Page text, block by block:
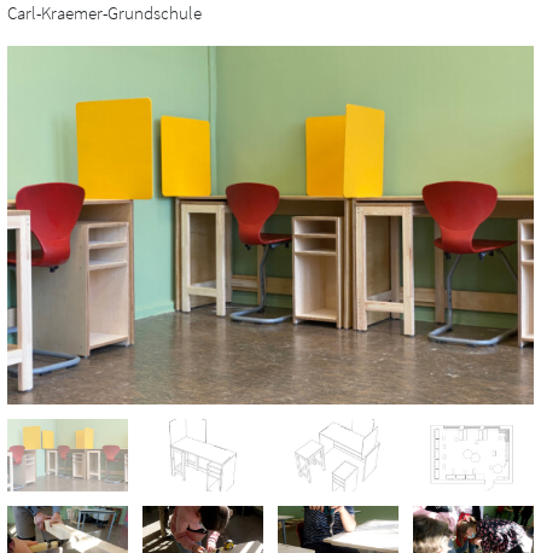
Carl-Krae­mer-Grund­schu­le